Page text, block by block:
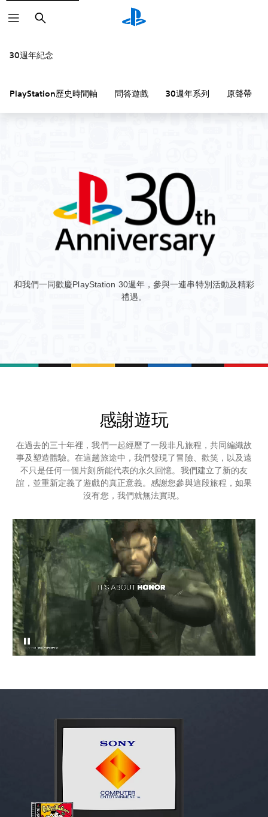
搜
尋
30週年紀念
PlayStation歷史時間軸 問答遊戲 30週年系列 原聲帶
和我們一同歡慶PlayStation 30週年，參與一連串特別活動及精彩
禮遇。
感謝遊玩
在過去的三十年裡，我們一起經歷了一段非凡旅程，共同編織故
事及塑造體驗。在這趟旅途中，我們發現了冒險、歡笑，以及遠
不只是任何一個片刻所能代表的永久回憶。我們建立了新的友
誼，並重新定義了遊戲的真正意義。感謝您參與這段旅程，如果
沒有您，我們就無法實現。